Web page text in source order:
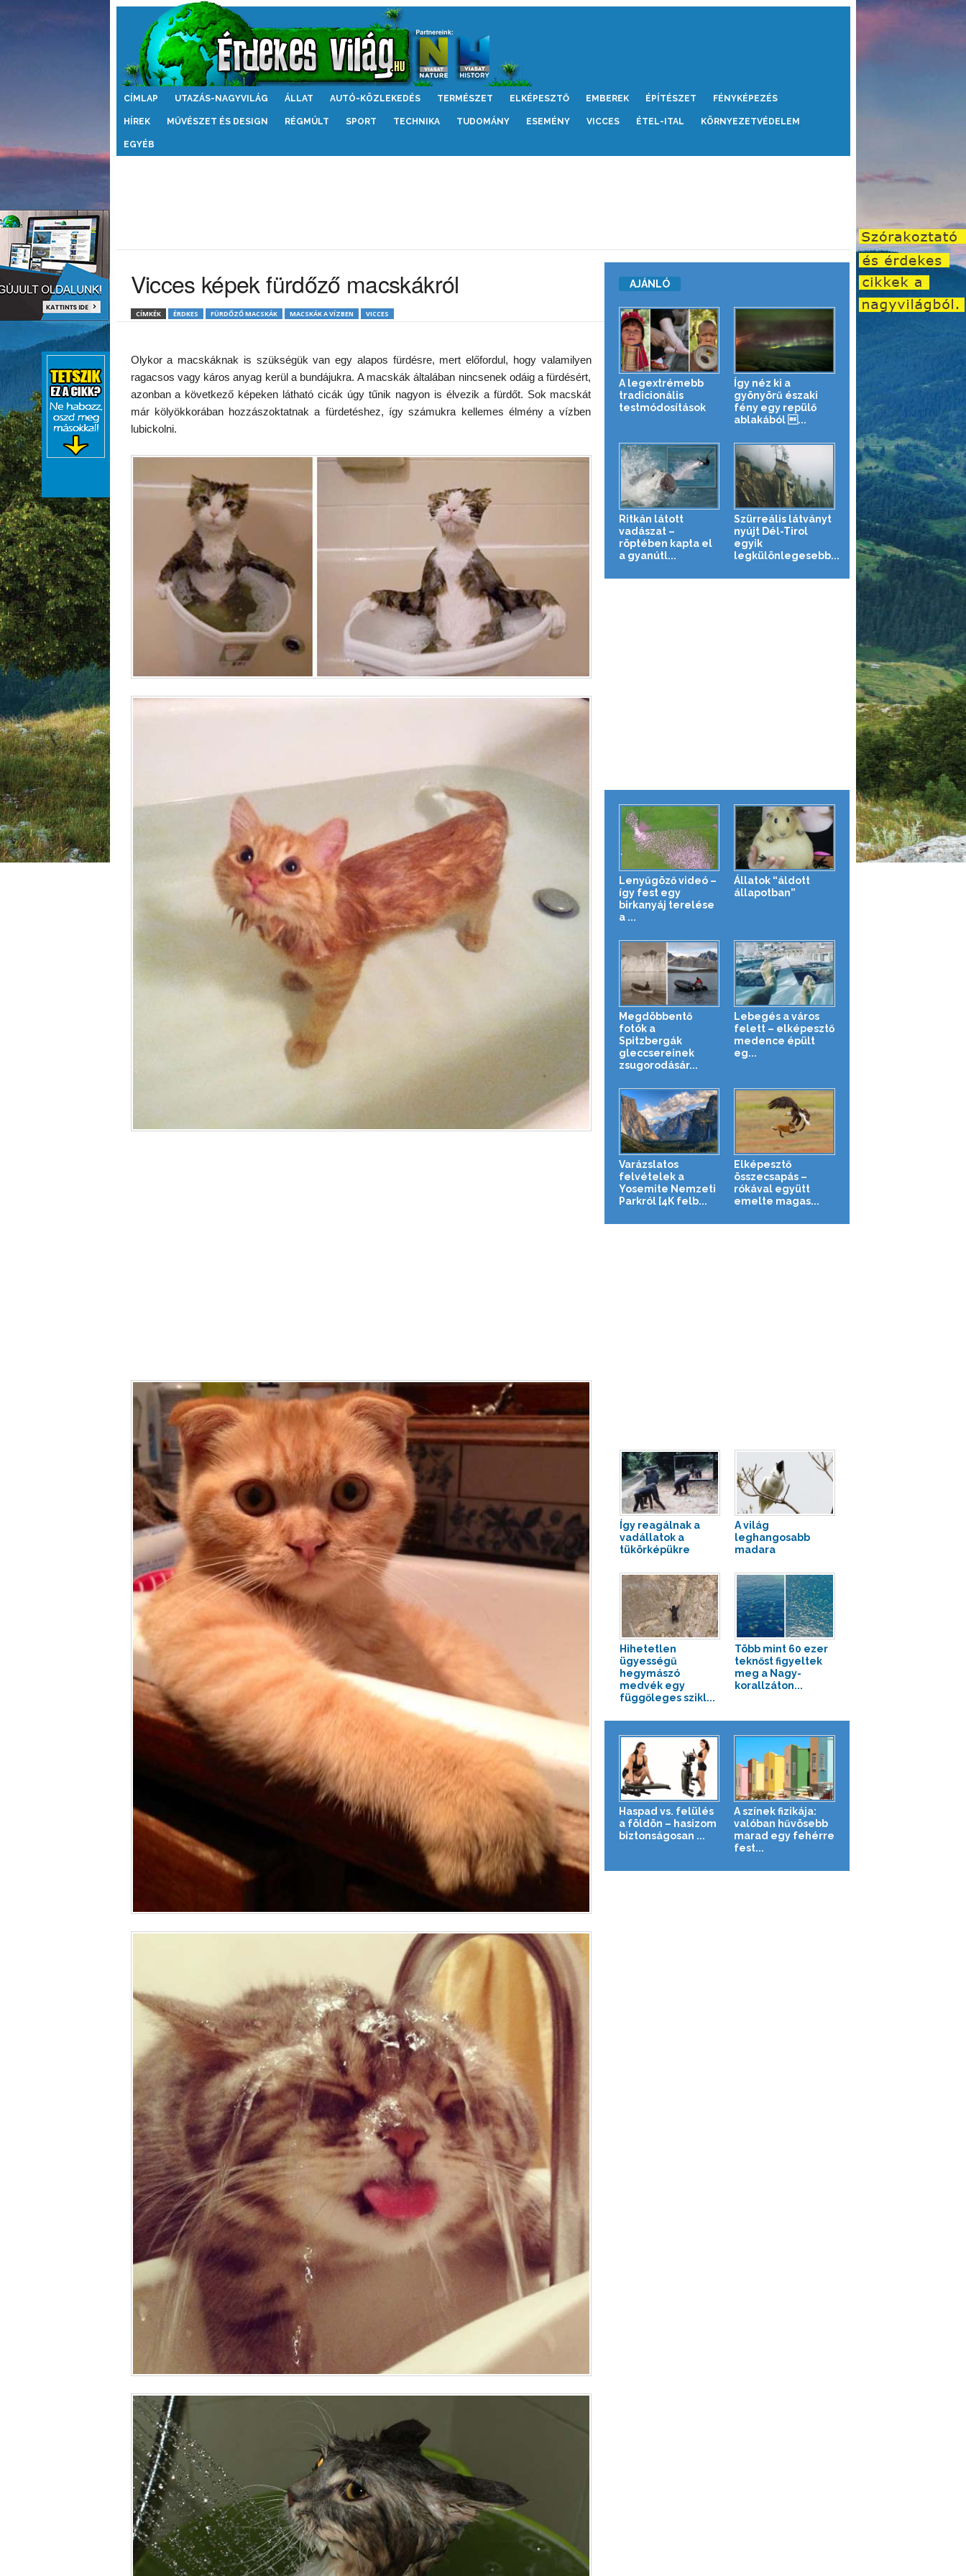
Érdekes
CÍMLAP UTAZÁS-NAGYVILÁG ÁLLAT AUTÓ-KÖZLEKEDÉS TERMÉSZET ELKÉPESZTŐ EMBEREK ÉPÍTÉSZET FÉNYKÉPEZÉS
HÍREK MŰVÉSZET ÉS DESIGN RÉGMÚLT SPORT TECHNIKA TUDOMÁNY ESEMÉNY VICCES ÉTEL-ITAL KÖRNYEZETVÉDELEM
EGYÉB
Vicces képek fürdőző macskákról
CÍMKÉK ÉRDKES FÜRDŐZŐ MACSKÁK MACSKÁK A VÍZBEN VICCES
Olykor a macskáknak is szükségük van egy alapos fürdésre, mert előfordul, hogy valamilyen
ragacsos vagy káros anyag kerül a bundájukra. A macskák általában nincsenek odáig a fürdésért,
azonban a következő képeken látható cicák úgy tűnik nagyon is élvezik a fürdőt. Sok macskát
már kölyökkorában hozzászoktatnak a fürdetéshez, így számukra kellemes élmény a vízben
lubickolni.
AJÁNLÓ
A legextrémebb
tradicionális
testmódosítások
Így néz ki a
gyönyörű északi
fény egy repülő
ablakából ...
Ritkán látott
vadászat –
röptében kapta el
a gyanútl...
Szürreális látványt
nyújt Dél-Tirol
egyik
legkülönlegesebb...
Lenyűgöző videó –
így fest egy
birkanyáj terelése
a ...
Állatok “áldott
állapotban”
Megdöbbentő
fotók a
Spitzbergák
gleccsereinek
zsugorodásár...
Lebegés a város
felett – elképesztő
medence épült
eg...
Varázslatos
felvételek a
Yosemite Nemzeti
Parkról [4K felb...
Elképesztő
összecsapás –
rókával együtt
emelte magas...
Így reagálnak a
vadállatok a
tükörképükre
A világ
leghangosabb
madara
Hihetetlen
ügyességű
hegymászó
medvék egy
függőleges szikl...
Több mint 60 ezer
teknőst figyeltek
meg a Nagy-
korallzáton...
Haspad vs. felülés
a földön – hasizom
biztonságosan ...
A színek fizikája:
valóban hűvösebb
marad egy fehérre
fest...